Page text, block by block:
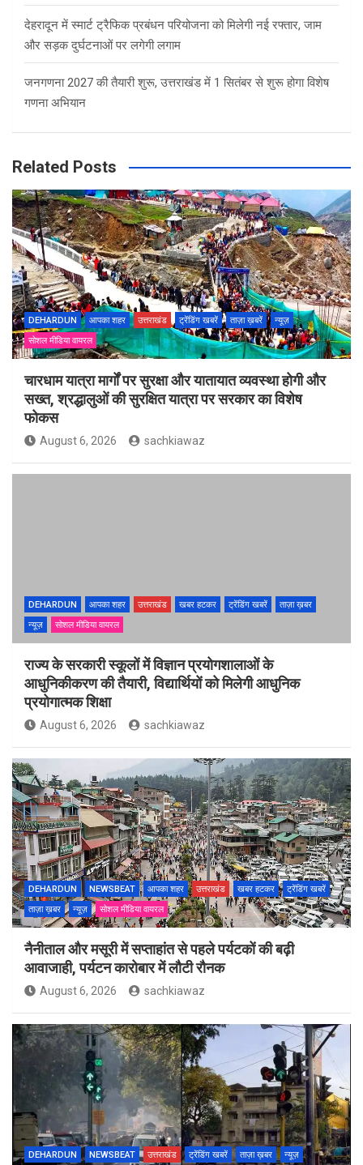
देहरादून में स्मार्ट ट्रैफिक प्रबंधन परियोजना को मिलेगी नई रफ्तार, जाम
और सड़क दुर्घटनाओं पर लगेगी लगाम
जनगणना 2027 की तैयारी शुरू, उत्तराखंड में 1 सितंबर से शुरू होगा विशेष
गणना अभियान
Related Posts
DEHARDUN आपका शहर उत्तराखंड ट्रेंडिंग खबरें ताज़ा ख़बरें
न्यूज़
सोशल मीडिया वायरल
चारधाम यात्रा मार्गों पर सुरक्षा और यातायात व्यवस्था होगी और
सख्त, श्रद्धालुओं की सुरक्षित यात्रा पर सरकार का विशेष
फोकस
August 6, 2026 sachkiawaz
DEHARDUN आपका शहर उत्तराखंड खबर हटकर ट्रेंडिंग खबरें
ताज़ा ख़बर
न्यूज़
सोशल मीडिया वायरल
राज्य के सरकारी स्कूलों में विज्ञान प्रयोगशालाओं के
आधुनिकीकरण की तैयारी, विद्यार्थियों को मिलेगी आधुनिक
प्रयोगात्मक शिक्षा
August 6, 2026 sachkiawaz
DEHARDUN NEWSBEAT आपका शहर उत्तराखंड खबर हटकर
ट्रेंडिंग खबरें
ताज़ा ख़बर
न्यूज़ सोशल मीडिया वायरल
नैनीताल और मसूरी में सप्ताहांत से पहले पर्यटकों की बढ़ी
आवाजाही, पर्यटन कारोबार में लौटी रौनक
August 6, 2026 sachkiawaz
DEHARDUN NEWSBEAT उत्तराखंड ट्रेंडिंग खबरें ताज़ा ख़बर
न्यूज़